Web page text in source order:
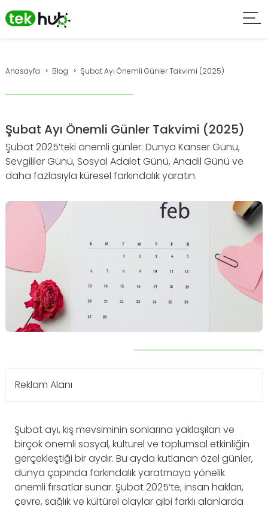
Anasayfa Blog Şubat Ayı Önemli Günler Takvimi (2025)
Şubat Ayı Önemli Günler Takvimi (2025)
Şubat 2025’teki önemli günler: Dünya Kanser Günü,
Sevgililer Günü, Sosyal Adalet Günü, Anadil Günü ve
daha fazlasıyla küresel farkındalık yaratın.
Reklam Alanı
Şubat ayı, kış mevsiminin sonlarına yaklaşılan ve
birçok önemli sosyal, kültürel ve toplumsal etkinliğin
gerçekleştiği bir aydır. Bu ayda kutlanan özel günler,
dünya çapında farkındalık yaratmaya yönelik
önemli fırsatlar sunar. Şubat 2025’te, insan hakları,
çevre, sağlık ve kültürel olaylar gibi farklı alanlarda